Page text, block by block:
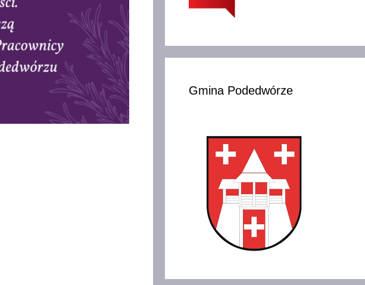
Gmina Podedwórze